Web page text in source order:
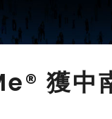
獲中